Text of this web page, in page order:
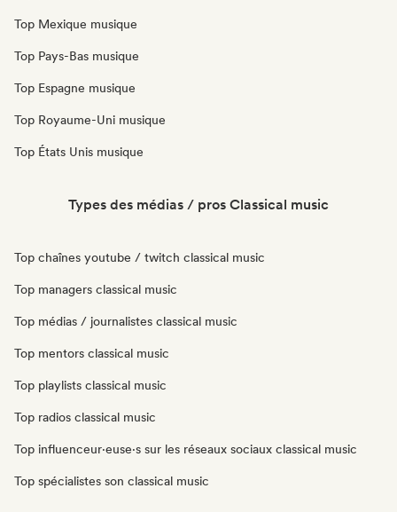
Top Mexique musique
Top Pays-Bas musique
Top Espagne musique
Top Royaume-Uni musique
Top États Unis musique
Types des médias / pros Classical music
Top chaînes youtube / twitch classical music
Top managers classical music
Top médias / journalistes classical music
Top mentors classical music
Top playlists classical music
Top radios classical music
Top influenceur·euse·s sur les réseaux sociaux classical music
Top spécialistes son classical music